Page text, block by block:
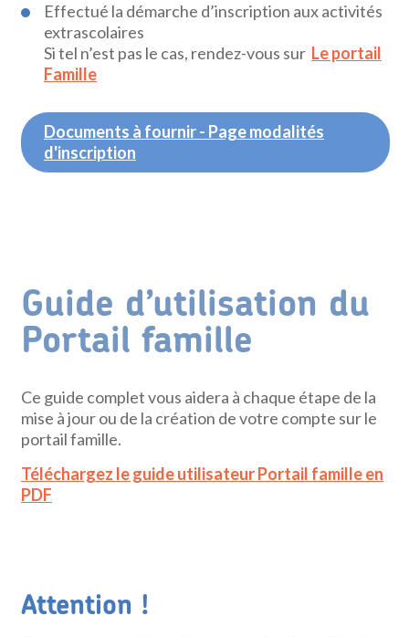
Effectué la démarche d’inscription aux activités
extrascolaires
Si tel n’est pas le cas, rendez-vous sur Le portail
Famille
Documents à fournir - Page modalités
d'inscription
Guide d’utilisation du
Portail famille
Ce guide complet vous aidera à chaque étape de la
mise à jour ou de la création de votre compte sur le
portail famille.
Téléchargez le guide utilisateur Portail famille en
PDF
Attention !